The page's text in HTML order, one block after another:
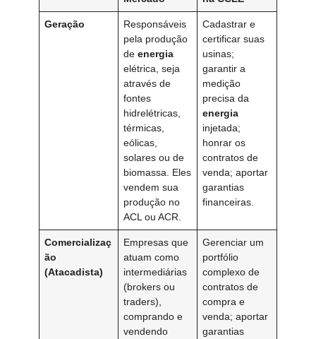
Geração
Responsáveis
pela produção
deenergia
elétrica, seja
através de
fontes
hidrelétricas,
térmicas,
eólicas,
solares ou de
biomassa. Eles
vendem sua
produção no
ACL ou ACR.
Cadastrar e
certificar suas
usinas;
garantir a
medição
precisa da
energia
injetada;
honrar os
contratos de
venda; aportar
garantias
financeiras.
Comercializaç
ão
(Atacadista)
Empresas que
atuam como
intermediárias
(brokers ou
traders),
comprando e
vendendo
Gerenciar um
portfólio
complexo de
contratos de
compra e
venda; aportar
garantias